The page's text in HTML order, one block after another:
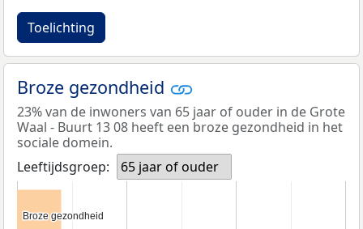
Toelichting
Broze gezondheid
23% van de inwoners van 65 jaar of ouder in de Grote
Waal - Buurt 13 08 heeft een broze gezondheid in het
sociale domein.
Leeftijdsgroep:
65 jaar of ouder
Broze gezondheid
Broze gezondheid